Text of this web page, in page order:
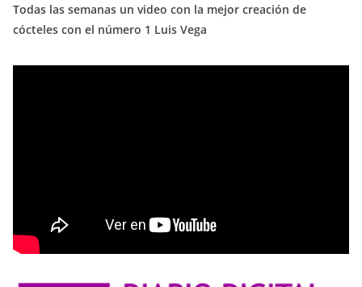
Todas las semanas un video con la mejor creación de
cócteles con el número 1 Luis Vega